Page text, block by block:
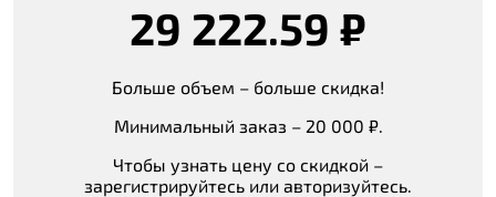
29 222.59 ₽
Больше объем – больше скидка!
Минимальный заказ – 20 000 ₽.
Чтобы узнать цену со скидкой –
зарегистрируйтесь или авторизуйтесь.